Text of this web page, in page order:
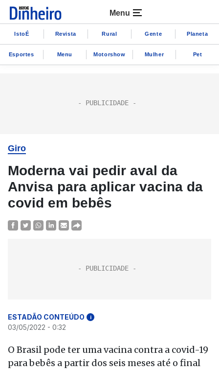
Menu
IstoÉ Revista Rural Gente Planeta
Esportes Menu Motorshow Mulher Pet
Giro
Moderna vai pedir aval da
Anvisa para aplicar vacina da
covid em bebês
ESTADÃO CONTEÚDO i
03/05/2022 - 0:32
O Brasil pode ter uma vacina contra a covid-19
para bebês a partir dos seis meses até o final